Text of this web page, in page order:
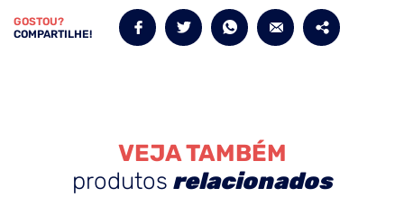
GOSTOU?
COMPARTILHE!
VEJA TAMBÉM
produtos relacionados